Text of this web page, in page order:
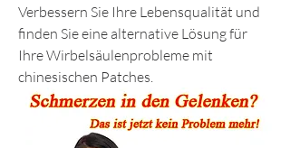
Verbessern Sie Ihre Lebensqualität und
finden Sie eine alternative Lösung für
Ihre Wirbelsäulenprobleme mit
chinesischen Patches.